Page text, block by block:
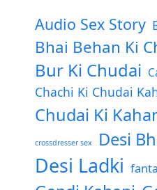
Audio Sex Story
Bhai Behan Ki
Bur Ki Chudai
Chachi Ki Chudai
Chudai Ki
crossdresser sex Desi
Desi Ladki